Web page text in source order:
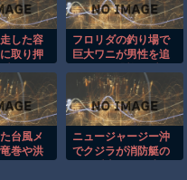
した容
取り押
フロリダの釣り場で
巨大ワニが男性を追
間！！
台風メ
巻や洪
ニュージャージー沖
でクジラが消防艇の